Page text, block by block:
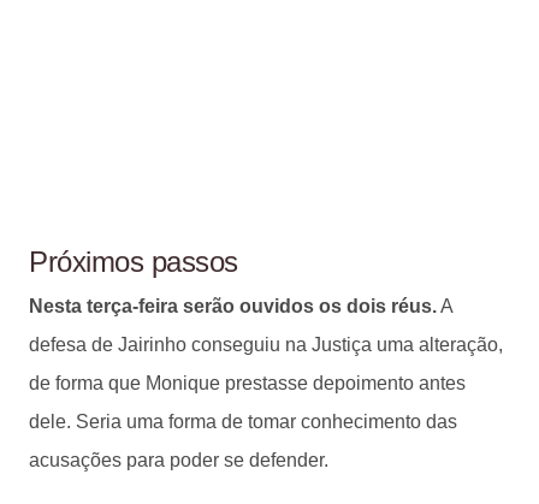
Próximos passos
Nesta terça-feira serão ouvidos os dois réus.A
defesa de Jairinho conseguiu na Justiça uma alteração,
de forma que Monique prestasse depoimento antes
dele. Seria uma forma de tomar conhecimento das
acusações para poder se defender.